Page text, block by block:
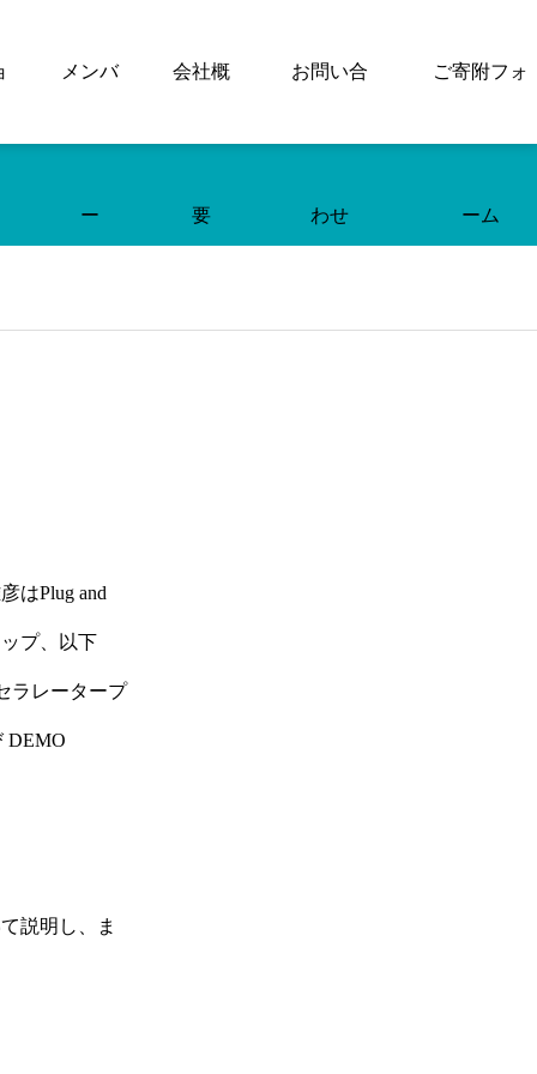
メンバ
ー
会社概
要
お問い合
わせ
ご寄附フォ
ーム
はPlug and
プ、以下
ラレータープ
DEMO
説明し、ま